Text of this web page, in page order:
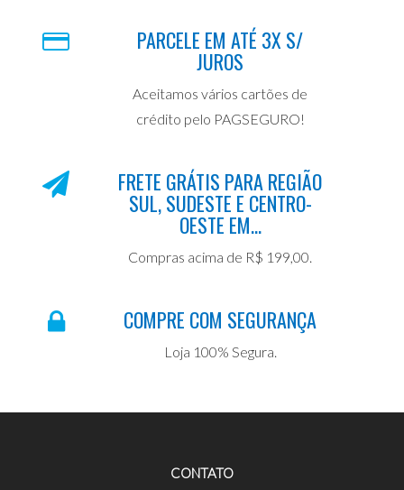
PARCELE EM ATÉ 3X S/
JUROS
Aceitamos vários cartões de
crédito pelo PAGSEGURO!
FRETE GRÁTIS PARA REGIÃO
SUL, SUDESTE E CENTRO-
OESTE EM...
Compras acima de R$ 199,00.
COMPRE COM SEGURANÇA
Loja 100% Segura.
CONTATO